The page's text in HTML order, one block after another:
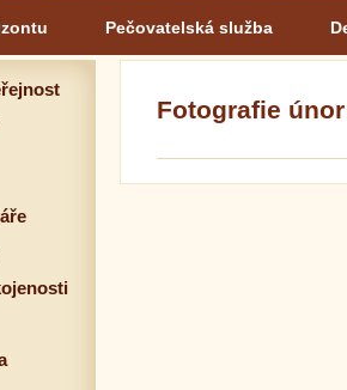
Pečovatelská služba
Fotografie